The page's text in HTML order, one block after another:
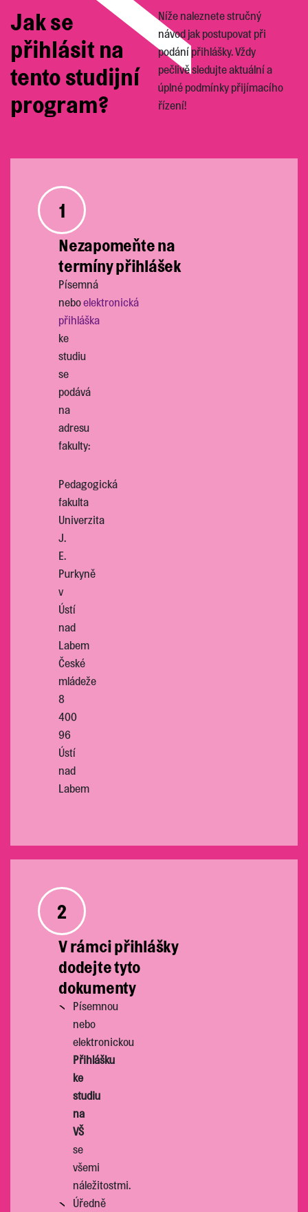
Jak se
přihlásit na
tento studijní
program?
Níže naleznete stručný
návod jak postupovat při
podání přihlášky. Vždy
pečlivě sledujte aktuální a
úplné podmínky přijímacího
řízení!
1
Nezapomeňte na
termíny přihlášek
Písemná
neboelektronická
přihláška
ke
studiu
se
podává
na
adresu
fakulty:
Pedagogická
fakulta
Univerzita
J.
E.
Purkyně
v
Ústí
nad
Labem
České
mládeže
8
400
96
Ústí
nad
Labem
2
V rámci přihlášky
dodejte tyto
dokumenty
Písemnou
nebo
elektronickou
Přihlášku
ke
studiu
na
VŠ
se
všemi
náležitostmi.
Úředně